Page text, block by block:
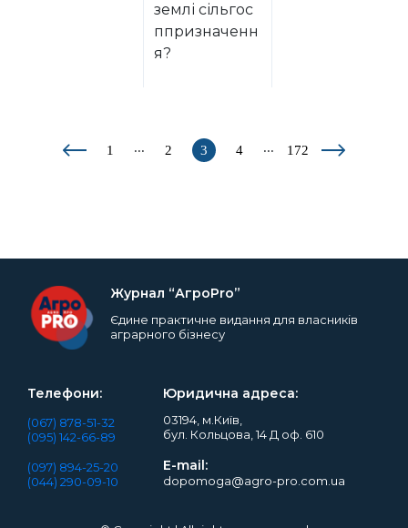
землі сільгос
ппризначенн
я?
1 ... 2 3 4 ... 172
Журнал “АгроPro”
Єдине практичне видання для власників
аграрного бізнесу
Юридична адреса:
03194, м.Київ,
бул. Кольцова, 14 Д оф. 610
Телефони:
(067) 878-51-32
(095) 142-66-89
(097) 894-25-20
(044) 290-09-10
E-mail:
dopomoga@agro-pro.com.ua